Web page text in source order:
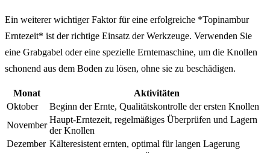
Ein weiterer wichtiger Faktor für eine erfolgreiche *Topinambur
Erntezeit* ist der richtige Einsatz der Werkzeuge. Verwenden Sie
eine Grabgabel oder eine spezielle Erntemaschine, um die Knollen
schonend aus dem Boden zu lösen, ohne sie zu beschädigen.
Monat
Aktivitäten
Oktober
Beginn der Ernte, Qualitätskontrolle der ersten Knollen
November
Haupt-Erntezeit, regelmäßiges Überprüfen und Lagern
der Knollen
Dezember Kälteresistent ernten, optimal für langen Lagerung